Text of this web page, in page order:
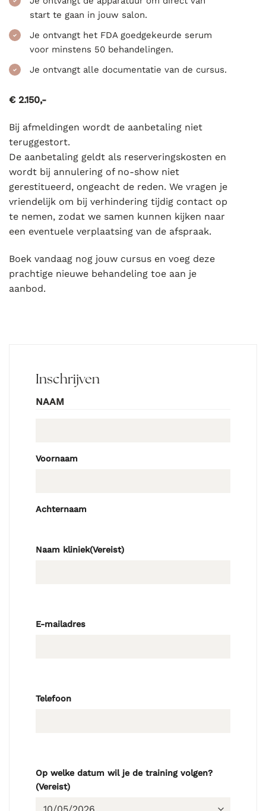
start te gaan in jouw salon.
Je ontvangt het FDA goedgekeurde serum
voor minstens 50 behandelingen.
Je ontvangt alle documentatie van de cursus.
€ 2.150,-
Bij afmeldingen wordt de aanbetaling niet
teruggestort.
De aanbetaling geldt als reserveringskosten en
wordt bij annulering of no-show niet
gerestitueerd, ongeacht de reden. We vragen je
vriendelijk om bij verhindering tijdig contact op
te nemen, zodat we samen kunnen kijken naar
een eventuele verplaatsing van de afspraak.
Boek vandaag nog jouw cursus en voeg deze
prachtige nieuwe behandeling toe aan je
aanbod.
Inschrijven
NAAM
Voornaam
Achternaam
Naam kliniek(Vereist)
E-mailadres
Telefoon
Op welke datum wil je de training volgen?
(Vereist)